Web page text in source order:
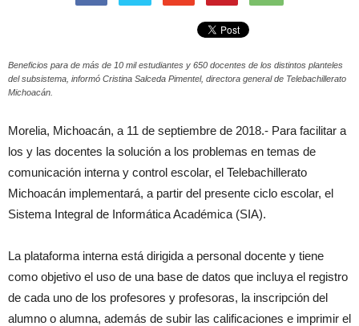
Beneficios para de más de 10 mil estudiantes y 650 docentes de los distintos planteles
del subsistema, informó Cristina Salceda Pimentel, directora general de Telebachillerato
Michoacán.
Morelia, Michoacán, a 11 de septiembre de 2018.- Para facilitar a
los y las docentes la solución a los problemas en temas de
comunicación interna y control escolar, el Telebachillerato
Michoacán implementará, a partir del presente ciclo escolar, el
Sistema Integral de Informática Académica (SIA).
La plataforma interna está dirigida a personal docente y tiene
como objetivo el uso de una base de datos que incluya el registro
de cada uno de los profesores y profesoras, la inscripción del
alumno o alumna, además de subir las calificaciones e imprimir el